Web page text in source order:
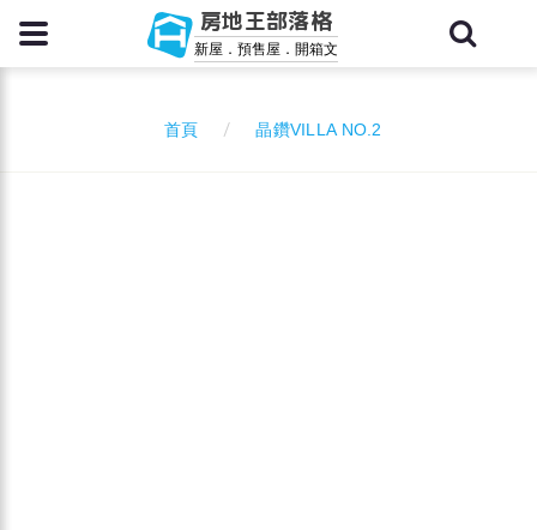
房地王部落格
新屋．預售屋．開箱文
首頁 晶鑽VILLA NO.2